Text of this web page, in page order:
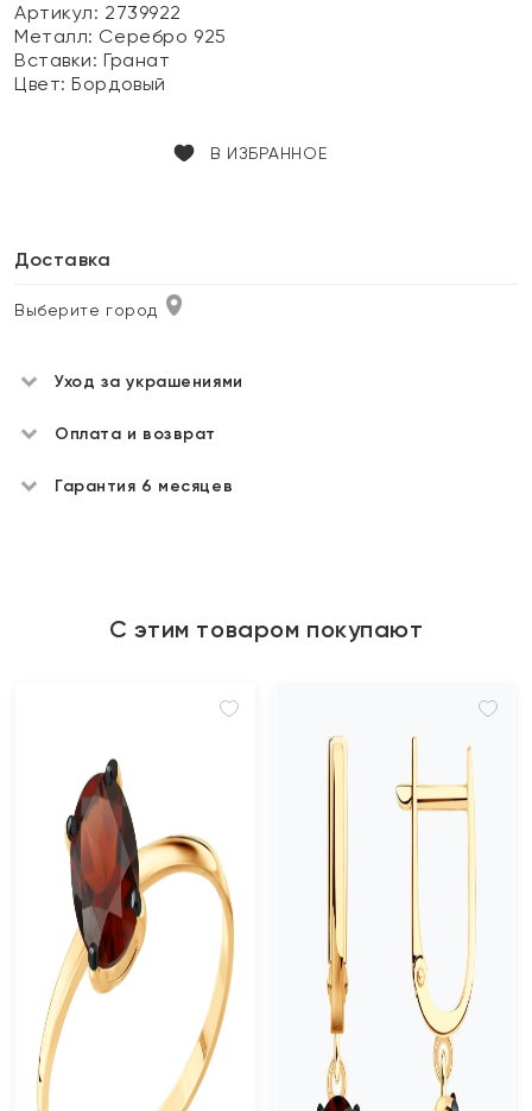
Артикул: 2739922
Металл: Серебро 925
Вставки:Гранат
Цвет:Бордовый
В ИЗБРАННОЕ
Доставка
Выберите город
Уход за украшениями
Оплата и возврат
Гарантия 6 месяцев
С этим товаром покупают